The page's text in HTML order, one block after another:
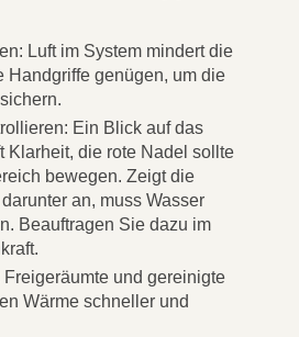
Luft im System mindert die
Handgriffe genügen, um die
Ein Blick auf das
Klarheit, die rote Nadel sollte
bewegen. Zeigt die
an, muss Wasser
Beauftragen Sie dazu im
und gereinigte
Wärme schneller und